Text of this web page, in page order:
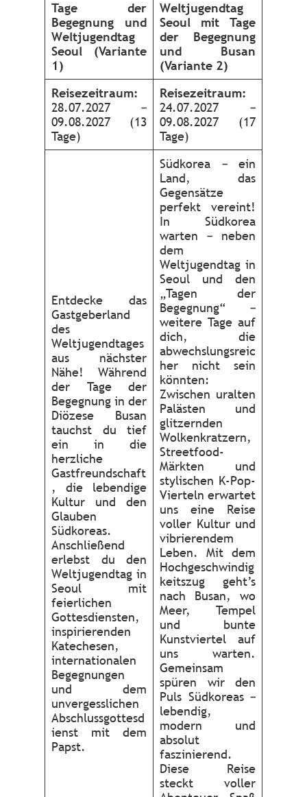
Tage der
Begegnung und
Weltjugendtag
Seoul (Variante
1)
Weltjugendtag
Seoul mit Tage
der Begegnung
und Busan
(Variante 2)
Reisezeitraum:
28.07.2027 –
09.08.2027 (13
Tage)
Reisezeitraum:
24.07.2027 –
09.08.2027 (17
Tage)
Entdecke das
Gastgeberland
des
Weltjugendtages
aus nächster
Nähe! Während
der Tage der
Begegnung in der
Diözese Busan
tauchst du tief
ein in die
herzliche
Gastfreundschaft
, die lebendige
Kultur und den
Glauben
Südkoreas.
Anschließend
erlebst du den
Weltjugendtag in
Seoul mit
feierlichen
Gottesdiensten,
inspirierenden
Katechesen,
internationalen
Begegnungen
und dem
unvergesslichen
Abschlussgottesd
ienst mit dem
Papst.
Südkorea – ein
Land, das
Gegensätze
perfekt vereint!
In Südkorea
warten – neben
dem
Weltjugendtag in
Seoul und den
„Tagen der
Begegnung“ –
weitere Tage auf
dich, die
abwechslungsreic
her nicht sein
könnten:
Zwischen uralten
Palästen und
glitzernden
Wolkenkratzern,
Streetfood-
Märkten und
stylischen K-Pop-
Vierteln erwartet
uns eine Reise
voller Kultur und
vibrierendem
Leben. Mit dem
Hochgeschwindig
keitszug geht’s
nach Busan, wo
Meer, Tempel
und bunte
Kunstviertel auf
uns warten.
Gemeinsam
spüren wir den
Puls Südkoreas –
lebendig,
modern und
absolut
faszinierend.
Diese Reise
steckt voller